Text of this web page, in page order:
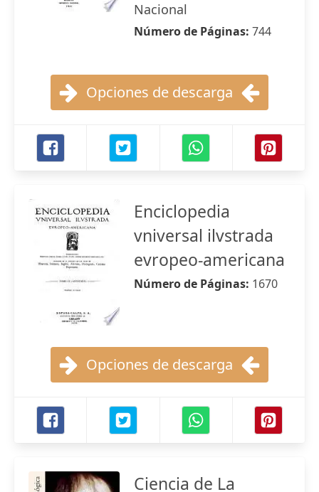
Nacional
Número de Páginas: 744
Opciones de descarga
Enciclopedia
vniversal ilvstrada
evropeo-americana
Número de Páginas: 1670
Opciones de descarga
Ciencia de La